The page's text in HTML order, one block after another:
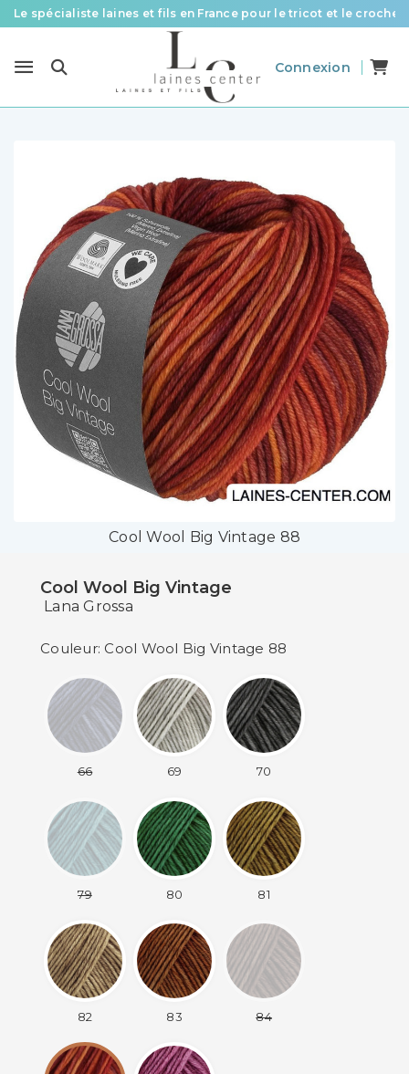
Le spécialiste laines et fils en France pour le tricot et le crochet
Livraison offerte à partir de 58 € d’achat
Connexion
Cool Wool Big Vintage 88
Cool Wool Big Vintage
Lana Grossa
Couleur: Cool Wool Big Vintage 88
66 69 70
79 80 81
82 83 84